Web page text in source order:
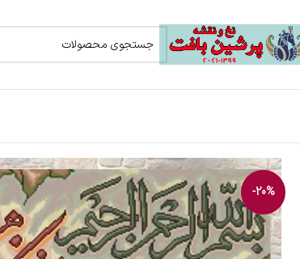
-20%